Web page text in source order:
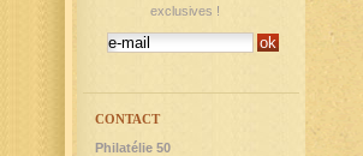
exclusives !
CONTACT
Philatélie 50